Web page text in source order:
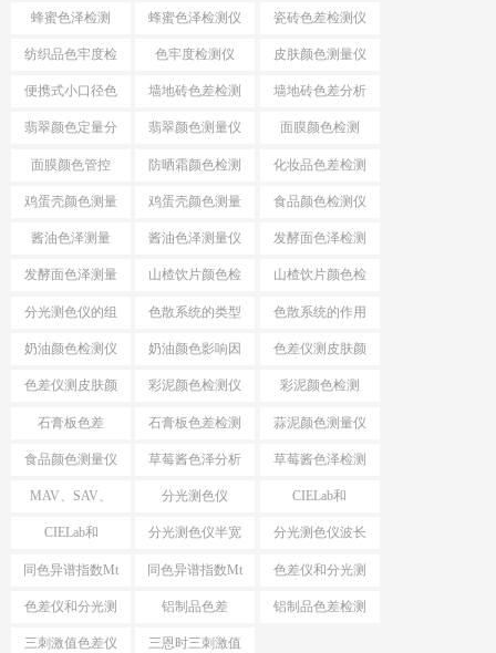
蜂蜜色泽检测 蜂蜜色泽检测仪 瓷砖色差检测仪
纺织品色牢度检
测
色牢度检测仪 皮肤颜色测量仪
便携式小口径色
差仪
墙地砖色差检测
仪
墙地砖色差分析
仪
翡翠颜色定量分
析
翡翠颜色测量仪 面膜颜色检测
面膜颜色管控 防晒霜颜色检测
仪
化妆品色差检测
仪
鸡蛋壳颜色测量 鸡蛋壳颜色测量
仪
食品颜色检测仪
酱油色泽测量 酱油色泽测量仪 发酵面色泽检测
仪
发酵面色泽测量
仪
山楂饮片颜色检
测工具
山楂饮片颜色检
测仪器
分光测色仪的组
成
色散系统的类型 色散系统的作用
奶油颜色检测仪 奶油颜色影响因
素
色差仪测皮肤颜
色
色差仪测皮肤颜
色方法
彩泥颜色检测仪 彩泥颜色检测
石膏板色差 石膏板色差检测 蒜泥颜色测量仪
食品颜色测量仪 草莓酱色泽分析
仪
草莓酱色泽检测
仪
MAV、SAV、
SSAV区别
分光测色仪
MAV、SAV、
SSAV
CIELab和
HunterLab
CIELab和
HunterLab区别
分光测色仪半宽
带
分光测色仪波长
间隔
同色异谱指数Mt 同色异谱指数Mt
测试仪
色差仪和分光测
色仪区别
色差仪和分光测
色仪选择
铝制品色差 铝制品色差检测
三刺激值色差仪 三恩时三刺激值